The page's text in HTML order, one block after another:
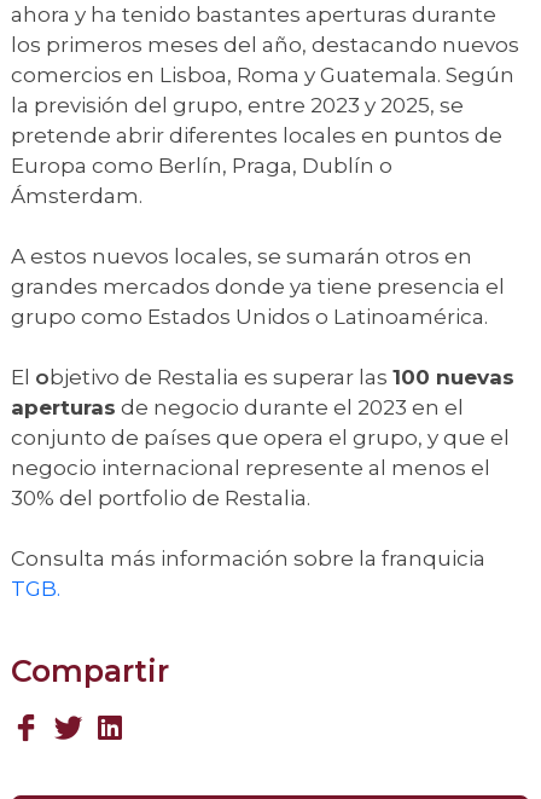
ahora y ha tenido bastantes aperturas durante
los primeros meses del año, destacando nuevos
comercios en Lisboa, Roma y Guatemala. Según
la previsión del grupo, entre 2023 y 2025, se
pretende abrir diferentes locales en puntos de
Europa como Berlín, Praga, Dublín o
Ámsterdam.
A estos nuevos locales, se sumarán otros en
grandes mercados donde ya tiene presencia el
grupo como Estados Unidos o Latinoamérica.
El objetivo de Restalia es superar las 100 nuevas
aperturas de negocio durante el 2023 en el
conjunto de países que opera el grupo, y que el
negocio internacional represente al menos el
30% del portfolio de Restalia.
Consulta más información sobre la franquicia
TGB.
Compartir